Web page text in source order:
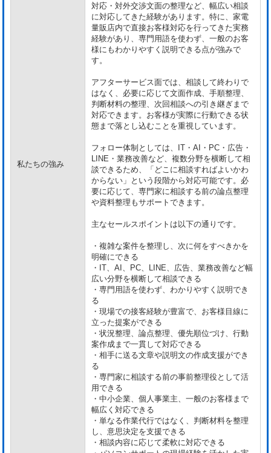
私たちの強み
対応・対外交渉文面の整理など、幅広い相談
に対応してきた経験があります。特に、家電
量販店内で直接お客様対応を行ってきた実務
経験があり、専門用語を使わず、一般のお客
様にもわかりやすく説明できる点が強みで
す。
アフターサービス面では、相談して終わりで
はなく、必要に応じて文面作成、手順整理、
判断材料の整理、次回相談への引き継ぎまで
対応できます。お客様が実際に行動できる状
態まで落とし込むことを重視しています。
フォロー体制としては、IT・AI・PC・広告・
LINE・業務改善など、複数分野を横断して相
談できるため、「どこに相談すればよいかわ
からない」という段階から対応可能です。必
要に応じて、専門家に相談する前の論点整理
や資料整理もサポートできます。
主なセールスポイントは以下の通りです。
・複雑な案件を整理し、次に何をすべきかを
明確にできる
・IT、AI、PC、LINE、広告、業務改善など幅
広い分野を横断して相談できる
・専門用語を使わず、わかりやすく説明でき
る
・現場での接客経験が豊富で、お客様目線に
立った提案ができる
・状況整理、論点整理、優先順位づけ、行動
案作成まで一貫して対応できる
・相手に送る文章や説明文の作成支援ができ
る
・専門家に相談する前の事前整理役として活
用できる
・中小企業、個人事業主、一般のお客様まで
幅広く対応できる
・単なる作業代行ではなく、判断材料を整理
し、意思決定を支援できる
・相談内容に応じて柔軟に対応できる